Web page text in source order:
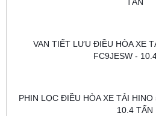
TẤN
VAN TIẾT LƯU ĐIỀU HÒA XE
FC9JESW -
PHIN LỌC ĐIỀU HÒA XE TẢI
10.4 TẤN